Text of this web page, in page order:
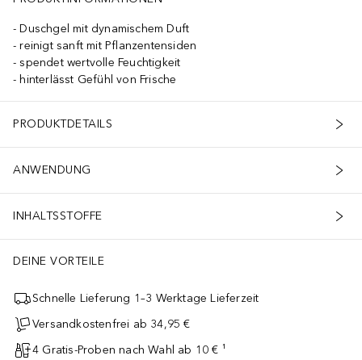
Duschgel mit dynamischem Duft
reinigt sanft mit Pflanzentensiden
spendet wertvolle Feuchtigkeit
hinterlässt Gefühl von Frische
PRODUKTDETAILS
ANWENDUNG
INHALTSSTOFFE
DEINE VORTEILE
Schnelle Lieferung 1–3 Werktage Lieferzeit
Versandkostenfrei ab 34,95 €
4 Gratis-Proben nach Wahl ab 10 € ¹